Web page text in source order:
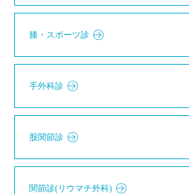
膝・スポーツ診
手外科診
股関節診
関節診(リウマチ外科)